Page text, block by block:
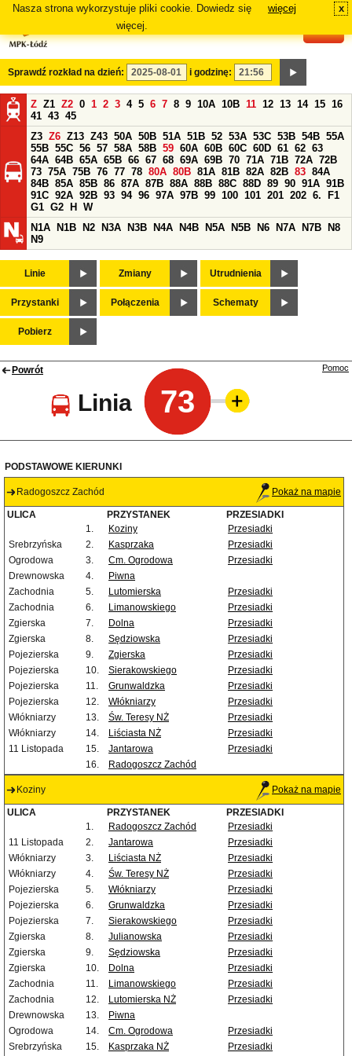
Nasza strona wykorzystuje pliki cookie. Dowiedz się
więcej.
więcej x
Sprawdź rozkład na dzień: i godzinę:
Z Z1 Z2 0 1 2 3 4 5 6 7 8 9 10A 10B 11 12 13 14 15 16
41 43 45
Z3 Z6 Z13 Z43 50A 50B 51A 51B 52 53A 53C 53B 54B 55A
55B 55C 56 57 58A 58B 59 60A 60B 60C 60D 61 62 63
64A 64B 65A 65B 66 67 68 69A 69B 70 71A 71B 72A 72B
73 75A 75B 76 77 78 80A 80B 81A 81B 82A 82B 83 84A
84B 85A 85B 86 87A 87B 88A 88B 88C 88D 89 90 91A 91B
91C 92A 92B 93 94 96 97A 97B 99 100 101 201 202 6.
F1
G1 G2 H
W
N1A
N1B N2 N3A N3B N4A N4B N5A N5B N6 N7A N7B
N8
N9
Linie Zmiany Utrudnienia
Przystanki Połączenia Schematy
Pobierz
Powrót
Linia 73
Pomoc
PODSTAWOWE KIERUNKI
Radogoszcz Zachód Pokaż na mapie
ULICA PRZYSTANEK
PRZESIADKI
1.
Koziny
Przesiadki
Srebrzyńska
2. Kasprzaka
Przesiadki
Ogrodowa
3. Cm. Ogrodowa
Przesiadki
Drewnowska
4.
Piwna
Zachodnia
5. Lutomierska
Przesiadki
Zachodnia
6. Limanowskiego
Przesiadki
Zgierska
7. Dolna
Przesiadki
Zgierska
8. Sędziowska
Przesiadki
Pojezierska
9. Zgierska
Przesiadki
Pojezierska
10. Sierakowskiego
Przesiadki
Pojezierska
11. Grunwaldzka
Przesiadki
Pojezierska
12. Włókniarzy
Przesiadki
Włókniarzy
13. Św. Teresy NŻ
Przesiadki
Włókniarzy
14. Liściasta NŻ
Przesiadki
11 Listopada
15. Jantarowa
Przesiadki
16.
Radogoszcz Zachód
Koziny Pokaż na mapie
ULICA PRZYSTANEK
PRZESIADKI
1.
Radogoszcz Zachód
Przesiadki
11 Listopada
2. Jantarowa
Przesiadki
Włókniarzy
3. Liściasta NŻ
Przesiadki
Włókniarzy
4. Św. Teresy NŻ
Przesiadki
Pojezierska
5. Włókniarzy
Przesiadki
Pojezierska
6. Grunwaldzka
Przesiadki
Pojezierska
7. Sierakowskiego
Przesiadki
Zgierska
8. Julianowska
Przesiadki
Zgierska
9. Sędziowska
Przesiadki
Zgierska
10. Dolna
Przesiadki
Zachodnia
11. Limanowskiego
Przesiadki
Zachodnia
12. Lutomierska NŻ
Przesiadki
Drewnowska
13.
Piwna
Ogrodowa
14. Cm. Ogrodowa
Przesiadki
Srebrzyńska
15. Kasprzaka NŻ Przesiadki